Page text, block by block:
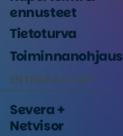
ennusteet
Tietoturva
Toiminnanohjaus
INTEGRAATIOT
Severa +
Netvisor